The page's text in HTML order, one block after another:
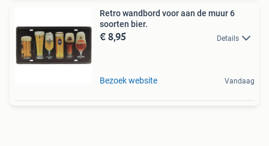
Retro wandbord voor aan de muur 6
soorten bier.
€ 8,95 Details
Bezoek website Vandaag